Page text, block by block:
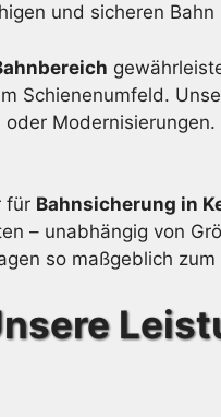
und sicheren Bahn
Schienenumfeld.
für Bahnsicherung in
– unabhängig von
so maßgeblich